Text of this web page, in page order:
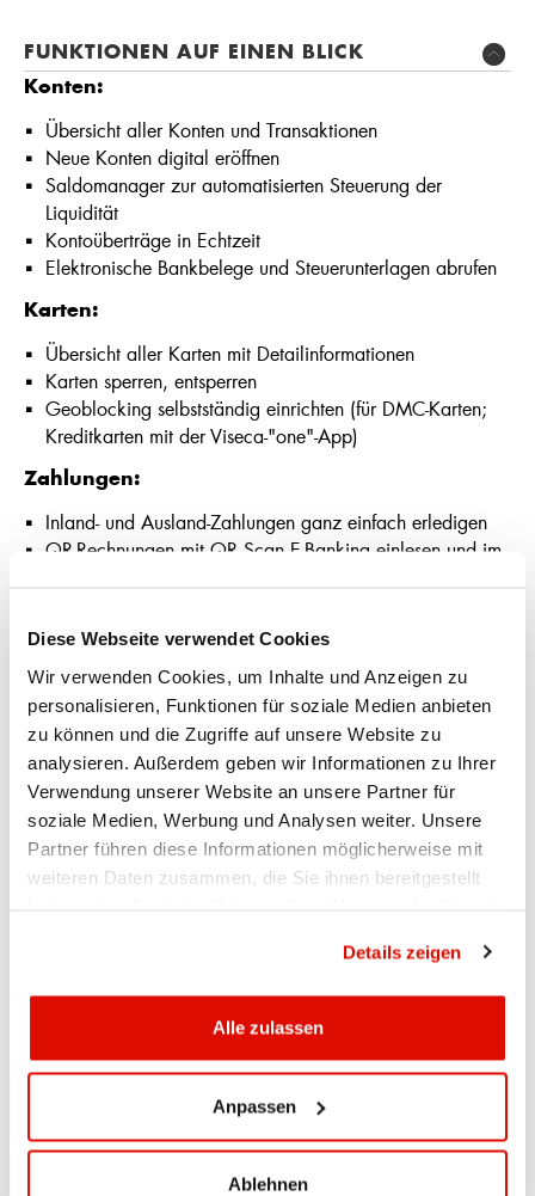
Diese Webseite verwendet Cookies
Wir verwenden Cookies, um Inhalte und Anzeigen zu
personalisieren, Funktionen für soziale Medien anbieten
zu können und die Zugriffe auf unsere Website zu
analysieren. Außerdem geben wir Informationen zu Ihrer
Verwendung unserer Website an unsere Partner für
soziale Medien, Werbung und Analysen weiter. Unsere
Partner führen diese Informationen möglicherweise mit
weiteren Daten zusammen, die Sie ihnen bereitgestellt
Details zeigen
Alle zulassen
Anpassen
Ablehnen
FUNKTIONEN AUF EINEN BLICK
Konten:
Übersicht aller Konten und Transaktionen
Neue Konten digital eröffnen
Saldomanager zur automatisierten Steuerung der
Liquidität
Kontoüberträge in Echtzeit
Elektronische Bankbelege und Steuerunterlagen abrufen
Karten:
Übersicht aller Karten mit Detailinformationen
Karten sperren, entsperren
Geoblocking selbstständig einrichten (für DMC-Karten;
Kreditkarten mit der Viseca-"one"-App)
Zahlungen:
Inland- und Ausland-Zahlungen ganz einfach erledigen
QR-Rechnungen mit QR Scan E-Banking einlesen und im
Daueraufträge erfassen, ändern und löschen
Finanzassistent:
Automatische Kategorisierung der Ausgaben
Erkennung von Transaktionen, die möglicherweise bei
den Steuern abzugsfähig sind
Abo-Übersicht
Budgets für Ausgaben erstellen
Mitteilungen und Benachrichtungen:
Benachrichtigungen nach eigenen Bedürfnissen einstellen,
z. B. bei fehlgeschlagenen Zahlungen oder neuen
Mitteilungen der APPKB
Depot-Performance und aktuelle Positionen einsehen
Börsentitel kaufen und verkaufen
Status von Börsenaufträgen einsehen